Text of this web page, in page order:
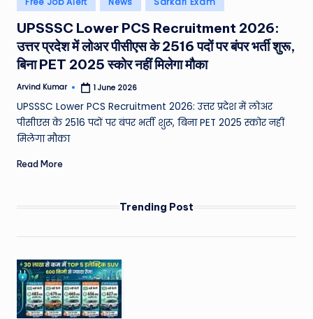
e
a
t
er
,
T
e
h
&
M
o
vi
in
UPSSSC Lower PCS Recruitment 2026:
उत्तर प्रदेश में लोअर पीसीएस के 2516 पदों पर बंपर भर्ती शुरू,
बिना PET 2025 स्कोर नहीं मिलेगा मौका
Posted
Arvind Kumar 1 June 2026
UPSSSC Lower PCS Recruitment 2026: उत्तर प्रदेश में लोअर
पीसीएस के 2516 पदों पर बंपर भर्ती शुरू, बिना PET 2025 स्कोर नहीं
मिलेगा मौका
Read More
Trending Post